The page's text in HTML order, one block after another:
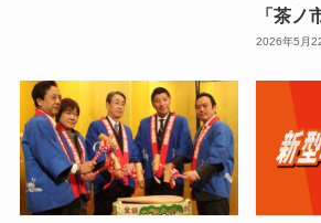
「茶ノ
2026年5月